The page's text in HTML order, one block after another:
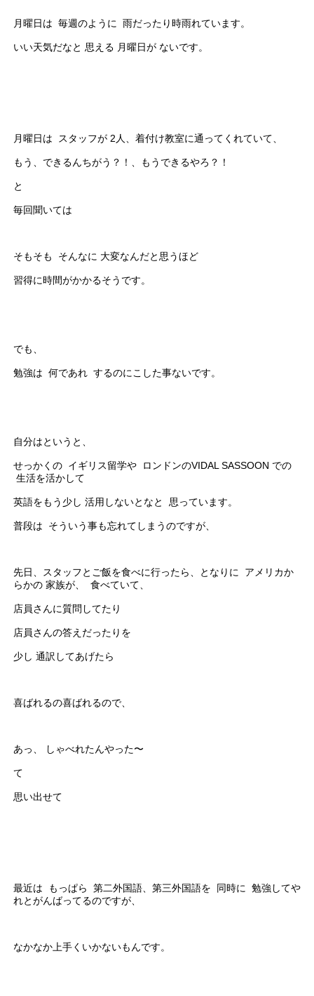
月曜日は 毎週のように 雨だったり時雨れています。
いい天気だなと 思える 月曜日が ないです。
月曜日は スタッフが 2人、着付け教室に通ってくれていて、
もう、できるんちがう？！、もうできるやろ？！
と
毎回聞いては
そもそも そんなに 大変なんだと思うほど
習得に時間がかかるそうです。
でも、
勉強は 何であれ するのにこした事ないです。
自分はというと、
せっかくの イギリス留学や ロンドンのVIDAL SASSOON での
生活を活かして
英語をもう少し 活用しないとなと 思っています。
普段は そういう事も忘れてしまうのですが、
先日、スタッフとご飯を食べに行ったら、となりに アメリカか
らかの 家族が、 食べていて、
店員さんに質問してたり
店員さんの答えだったりを
少し 通訳してあげたら
喜ばれるの喜ばれるので、
あっ、 しゃべれたんやった〜
て
思い出せて
最近は もっぱら 第二外国語、第三外国語を 同時に 勉強してや
れとがんばってるのですが、
なかなか上手くいかないもんです。